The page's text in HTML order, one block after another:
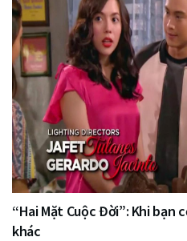
“Hai Mặt Cuộc Đời”: Khi bạn
khác